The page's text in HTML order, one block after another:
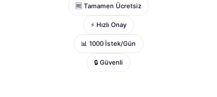
🆓 Tamamen Ücretsiz
⚡ Hızlı Onay
📊 1000 İstek/Gün
🔒 Güvenli